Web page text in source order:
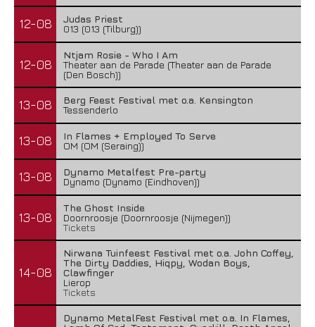
12-08
Judas Priest
013 (013 (Tilburg))
12-08
Ntjam Rosie - Who I Am
Theater aan de Parade (Theater aan de Parade
(Den Bosch))
13-08
Berg Feest Festival met o.a. Kensington
Tessenderlo
13-08
In Flames + Employed To Serve
OM (OM (Seraing))
13-08
Dynamo Metalfest Pre-party
Dynamo (Dynamo (Eindhoven))
13-08
The Ghost Inside
Doornroosje (Doornroosje (Nijmegen))
Tickets
14-08
Nirwana Tuinfeest Festival met o.a. John Coffey,
The Dirty Daddies, Hiqpy, Wodan Boys,
Clawfinger
Lierop
Tickets
Dynamo MetalFest Festival met o.a. In Flames,